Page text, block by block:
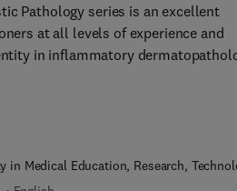
Pathology series is an excellent
at all levels of experience and
in inflammatory
and easy to use, Diagnostic
fourth edition, is a one-
reports, ideal as a day-to-day
in Medical Education, Research,